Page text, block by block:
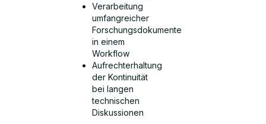
Verarbeitung
umfangreicher
Forschungsdokumente
in einem
Workflow
Aufrechterhaltung
der Kontinuität
bei langen
technischen
Diskussionen